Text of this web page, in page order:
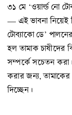
৩১ মে ‘ওয়ার্ল্ড নো
— এই ভাবনা নিয়েই
টোব্যাকো ডে’
হল তামাক চাষীদের
সম্পর্কে সচেতন করা।
করার জন্য, তামাকের
দিচ্ছেন।